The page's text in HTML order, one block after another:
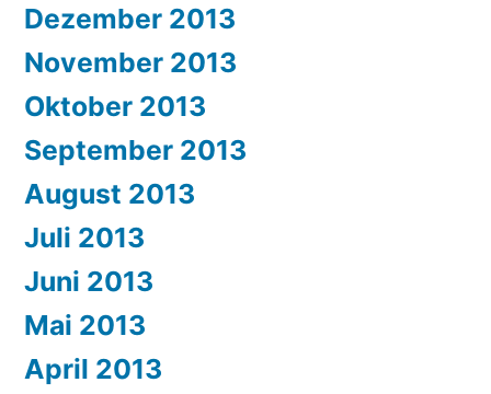
Dezember 2013
November 2013
Oktober 2013
September 2013
August 2013
Juli 2013
Juni 2013
Mai 2013
April 2013